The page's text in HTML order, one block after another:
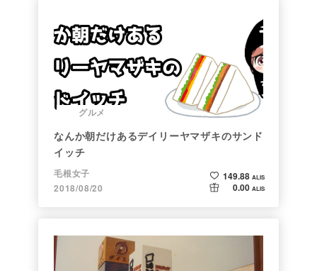
グルメ
なんか朝だけあるデイリーヤマザキのサンド
イッチ
毛根女子
2018/08/20
149.88 ALIS
0.00 ALIS